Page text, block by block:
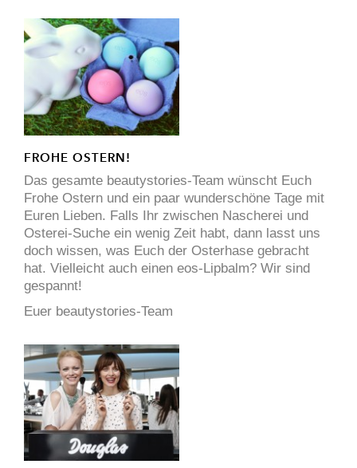
FROHE OSTERN!
Das gesamte beautystories-Team wünscht Euch
Frohe Ostern und ein paar wunderschöne Tage mit
Euren Lieben. Falls Ihr zwischen Nascherei und
Osterei-Suche ein wenig Zeit habt, dann lasst uns
doch wissen, was Euch der Osterhase gebracht
hat. Vielleicht auch einen eos-Lipbalm? Wir sind
gespannt!
Euer beautystories-Team